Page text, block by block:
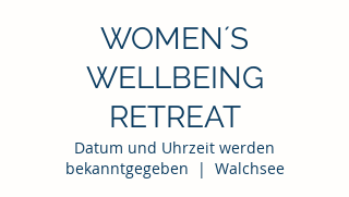
WOMEN´S
WELLBEING
RETREAT
Datum und Uhrzeit werden
bekanntgegeben
  |
Walchsee